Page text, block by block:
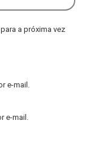
a próxima vez
e-mail.
e-mail.